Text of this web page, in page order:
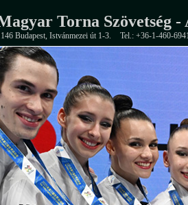
Torna Szövetség -
Budapest, Istvánmezei út 1-3. Tel.: +36-1-460-